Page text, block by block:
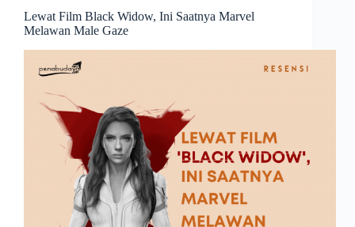
Lewat Film Black Widow, Ini Saatnya Marvel
Melawan Male Gaze